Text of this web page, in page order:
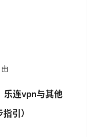
乐连vpn与其他
引）